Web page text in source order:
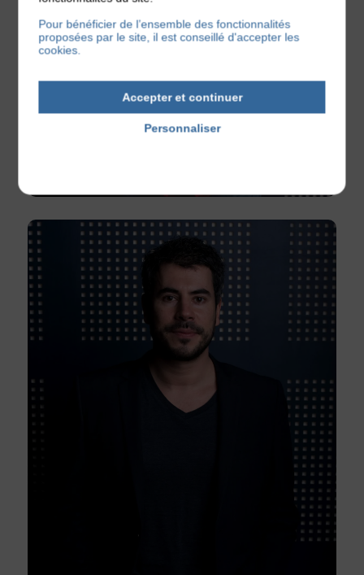
Pour bénéficier de l’ensemble des fonctionnalités
proposées par le site, il est conseillé d'accepter les
cookies.
Accepter et continuer
Personnaliser